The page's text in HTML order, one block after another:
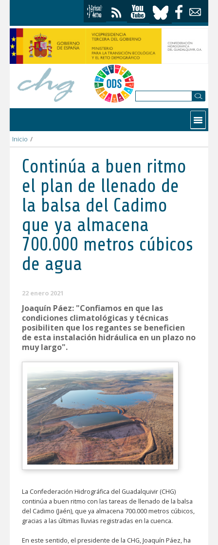
Contactar
Inicio /
Continúa a buen ritmo
el plan de llenado de
la balsa del Cadimo
que ya almacena
700.000 metros cúbicos
de agua
22 enero 2021
Joaquín Páez: "Confiamos en que las
condiciones climatológicas y técnicas
posibiliten que los regantes se beneficien
de esta instalación hidráulica en un plazo no
muy largo".
La Confederación Hidrográfica del Guadalquivir (CHG)
continúa a buen ritmo con las tareas de llenado de la balsa
del Cadimo (Jaén), que ya almacena 700.000 metros cúbicos,
gracias a las últimas lluvias registradas en la cuenca.
En este sentido, el presidente de la CHG, Joaquín Páez, ha